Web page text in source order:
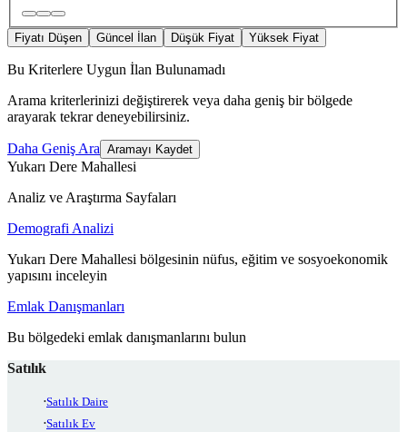
Fiyatı Düşen Güncel İlan Düşük Fiyat Yüksek Fiyat
Bu Kriterlere Uygun İlan Bulunamadı
Arama kriterlerinizi değiştirerek veya daha geniş bir bölgede
arayarak tekrar deneyebilirsiniz.
Daha Geniş Ara Aramayı Kaydet
Yukarı Dere Mahallesi
Analiz ve Araştırma Sayfaları
Demografi Analizi
Yukarı Dere Mahallesi bölgesinin nüfus, eğitim ve sosyoekonomik
yapısını inceleyin
Emlak Danışmanları
Bu bölgedeki emlak danışmanlarını bulun
Satılık
Satılık Daire
Satılık Ev